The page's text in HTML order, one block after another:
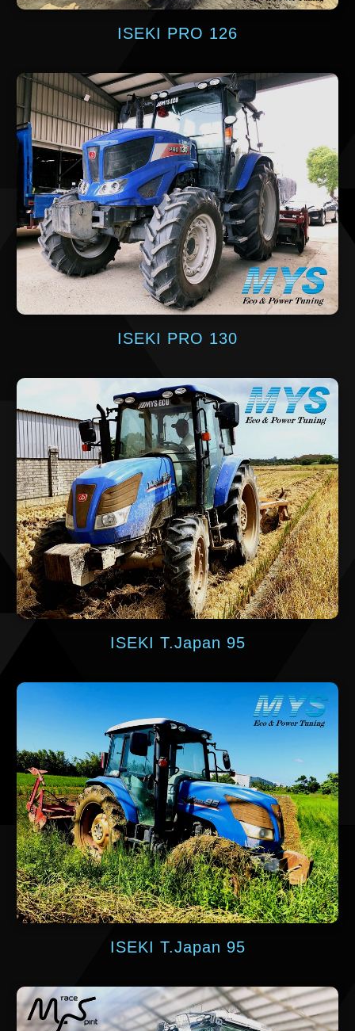
ISEKI PRO 126
ISEKI PRO 130
ISEKI T.Japan 95
ISEKI T.Japan 95